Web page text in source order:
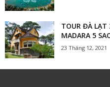
TOUR ĐÀ LẠT
MADARA 5
23 Tháng 12, 2021